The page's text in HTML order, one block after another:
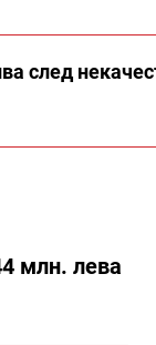
след
млн. лева